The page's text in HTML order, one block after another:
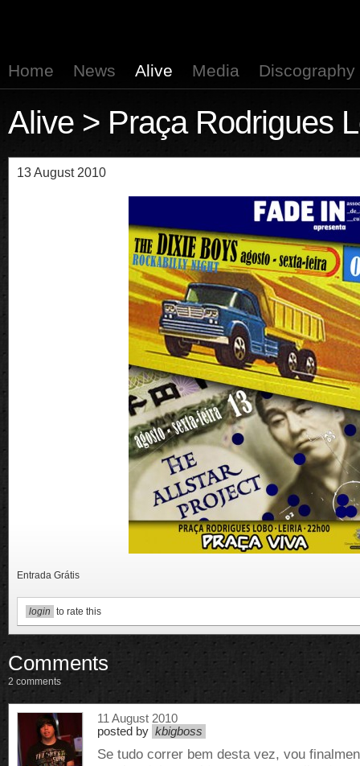
Home News Alive Media Discography
Alive > Praça Rodrigues
13 August 2010
Entrada Grátis
login to rate this
Comments
2 comments
11 August 2010
posted by kbigboss
Se tudo correr bem desta vez, vou